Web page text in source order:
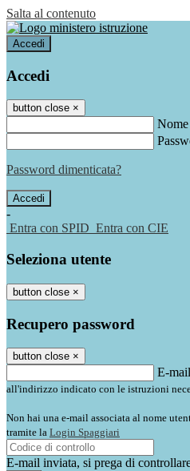
Salta al contenuto
Accedi
Accedi
button close ×
Password dimenticata?
-
Entra con SPID Entra con CIE
Seleziona utente
button close ×
Recupero password
button close ×
E-mail
all'indirizzo indicato con le istruzioni
Non hai una e-mail associata al nome
tramite la Login Spaggiari
E-mail inviata, si prega di